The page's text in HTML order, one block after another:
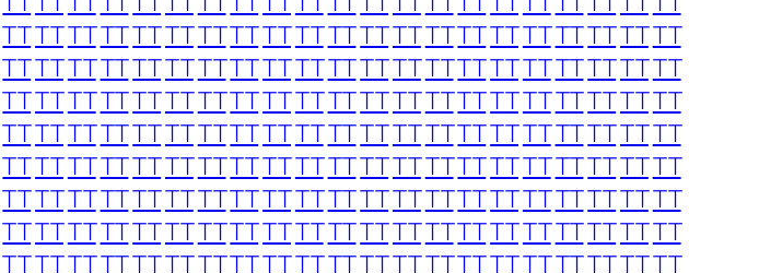
TTTTTTTTTTTTTTTTTTTTTTTTTTTTTTTTTTTTTTTTTT
TTTTTTTTTTTTTTTTTTTTTTTTTTTTTTTTTTTTTTTTTT
TTTTTTTTTTTTTTTTTTTTTTTTTTTTTTTTTTTTTTTTTT
TTTTTTTTTTTTTTTTTTTTTTTTTTTTTTTTTTTTTTTTTT
TTTTTTTTTTTTTTTTTTTTTTTTTTTTTTTTTTTTTTTTTT
TTTTTTTTTTTTTTTTTTTTTTTTTTTTTTTTTTTTTTTTTT
TTTTTTTTTTTTTTTTTTTTTTTTTTTTTTTTTTTTTTTTTT
TTTTTTTTTTTTTTTTTTTTTTTTTTTTTTTTTTTTTTTTTT